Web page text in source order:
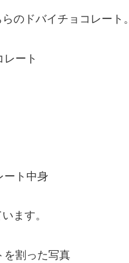
のドバイチョコレート。
ます。